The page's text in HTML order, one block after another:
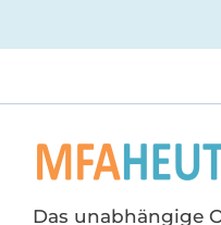
Das unabhängige